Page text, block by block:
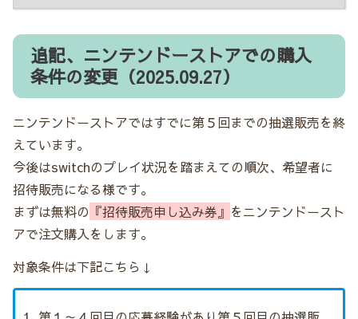
追記、ニンテンドーストアでの購入
条件の変更（2025.09.27）
ニンテンドーストアではすでに第５回までの抽選販売を終
えています。
今後はswitchのプレイ状況を踏まえての順次、希望者に
招待販売になる様です。
まずは無料の 『招待販売申し込み券』 をニンテンドースト
アで注文購入をします。
対象条件は下記こちら↓